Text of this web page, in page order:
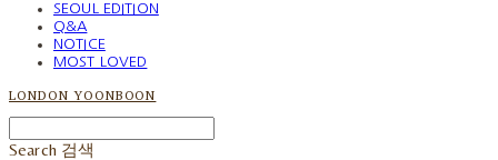
SEOUL EDITION
Q&A
NOTICE
MOST LOVED
LONDON YOONBOON
Search 검색